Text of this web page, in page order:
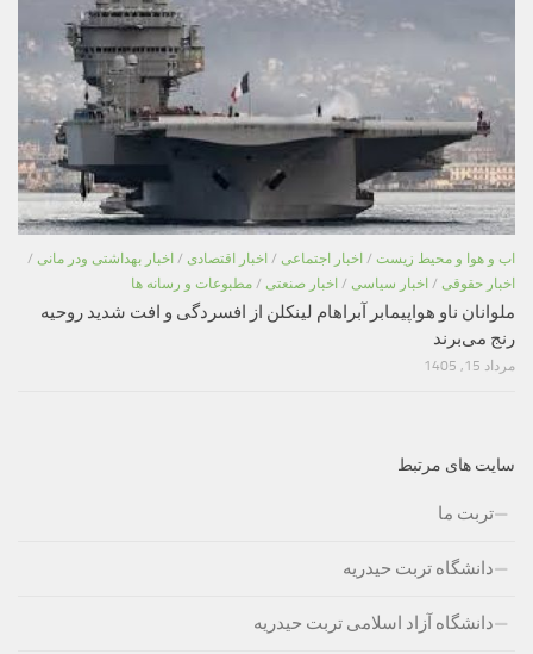
اب و هوا و محیط زیست / اخبار اجتماعی / اخبار اقتصادی / اخبار بهداشتی ودر مانی /
اخبار حقوقی / اخبار سیاسی / اخبار صنعتی / مطبوعات و رسانه ها
ملوانان ناو هواپیمابر آبراهام لینکلن از افسردگی و افت شدید روحیه
رنج می‌برند
مرداد 15, 1405
سایت های مرتبط
تربت ما
دانشگاه تربت حیدریه
دانشگاه آزاد اسلامی تربت حیدریه